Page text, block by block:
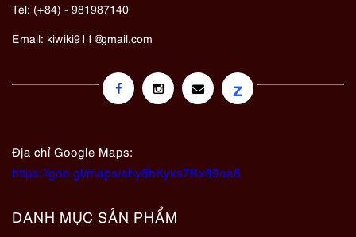
Tel: (+84) - 981987140
Email: kiwiki911@gmail.com
z
Địa chỉ Google Maps:
https://goo.gl/maps/eby8bKyks7Bx89oa6
DANH MỤC SẢN PHẨM